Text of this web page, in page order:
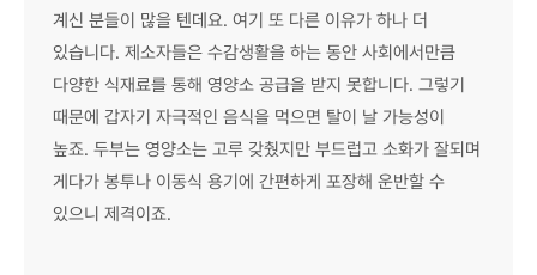
계신 분들이 많을 텐데요. 여기 또 다른 이유가 하나 더
있습니다. 제소자들은 수감생활을 하는 동안 사회에서만큼
다양한 식재료를 통해 영양소 공급을 받지 못합니다. 그렇기
때문에 갑자기 자극적인 음식을 먹으면 탈이 날 가능성이
높죠. 두부는 영양소는 고루 갖췄지만 부드럽고 소화가 잘되며
게다가 봉투나 이동식 용기에 간편하게 포장해 운반할 수
있으니 제격이죠.